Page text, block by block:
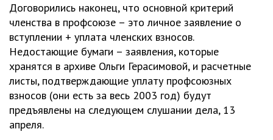
Договорились наконец, что основной критерий
членства в профсоюзе – это личное заявление о
вступлении + уплата членских взносов.
Недостающие бумаги – заявления, которые
хранятся в архиве Ольги Герасимовой, и расчетные
листы, подтверждающие уплату профсоюзных
взносов (они есть за весь 2003 год) будут
предъявлены на следующем слушании дела, 13
апреля.